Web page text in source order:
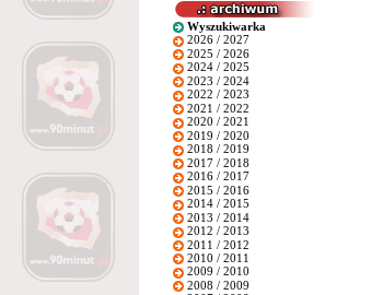
Wyszukiwarka
2026 / 2027
2025 / 2026
2024 / 2025
2023 / 2024
2022 / 2023
2021 / 2022
2020 / 2021
2019 / 2020
2018 / 2019
2017 / 2018
2016 / 2017
2015 / 2016
2014 / 2015
2013 / 2014
2012 / 2013
2011 / 2012
2010 / 2011
2009 / 2010
2008 / 2009